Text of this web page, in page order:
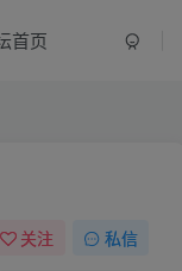
首页
关注 私信